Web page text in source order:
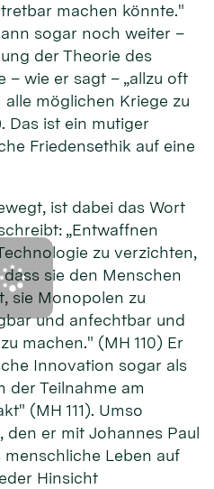
machen könnte."
sogar noch weiter –
der Theorie des
– wie er sagt – „allzu oft
möglichen Kriege zu
Das ist ein mutiger
Friedensethik auf eine
ist dabei das Wort
„Entwaffnen
zu verzichten,
sie den Menschen
sie Monopolen zu
und anfechtbar und
machen." (MH 110) Er
Innovation sogar als
der Teilnahme am
(MH 111). Umso
den er mit Johannes Paul
menschliche Leben auf
Hinsicht